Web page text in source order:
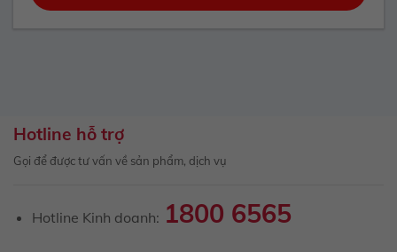
Hotline hỗ trợ
Gọi để được tư vấn về sản phẩm, dịch vụ
Hotline Kinh doanh: 1800 6565